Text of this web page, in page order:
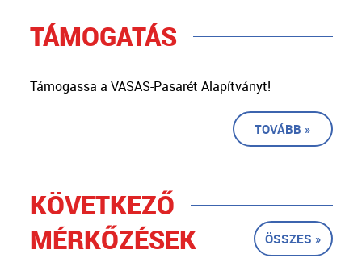
TÁMOGATÁS
Támogassa a VASAS-Pasarét Alapítványt!
TOVÁBB »
KÖVETKEZŐ
MÉRKŐZÉSEK
ÖSSZES »